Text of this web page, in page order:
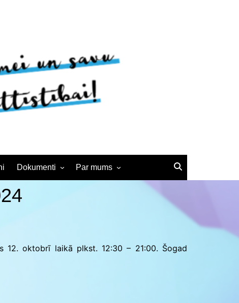
Dokumenti
Noteikumi
Interešu izglītības
Par mums
12. oktobrī laikā plkst. 12:30 – 21:00. Šogad